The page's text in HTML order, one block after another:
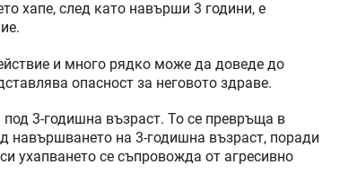
хапе, след като навърши 3 години, е
и много рядко може да доведе до
опасност за неговото здраве.
3-годишна възраст. То се превръща в
навършването на 3-годишна възраст, поради
ухапването се съпровожда от агресивно